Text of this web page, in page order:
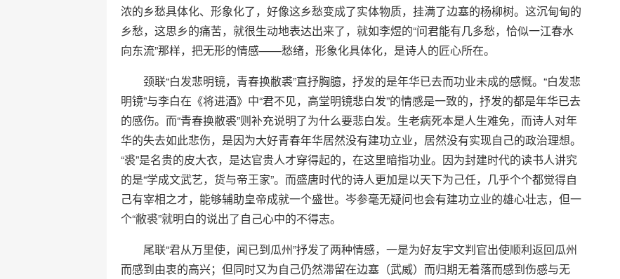
浓的乡愁具体化、形象化了，好像这乡愁变成了实体物质，挂满了边塞的杨柳树。这沉甸甸的
乡愁，这思乡的痛苦，就很生动地表达出来了，就如李煜的“问君能有几多愁，恰似一江春水
向东流”那样，把无形的情感——愁绪，形象化具体化，是诗人的匠心所在。
颈联“白发悲明镜，青春换敝裘”直抒胸臆，抒发的是年华已去而功业未成的感慨。“白发悲
明镜”与李白在《将进酒》中“君不见，高堂明镜悲白发”的情感是一致的，抒发的都是年华已去
的感伤。而“青春换敝裘”则补充说明了为什么要悲白发。生老病死本是人生难免，而诗人对年
华的失去如此悲伤，是因为大好青春年华居然没有建功立业，居然没有实现自己的政治理想。
“裘”是名贵的皮大衣，是达官贵人才穿得起的，在这里暗指功业。因为封建时代的读书人讲究
的是“学成文武艺，货与帝王家”。而盛唐时代的诗人更加是以天下为己任，几乎个个都觉得自
己有宰相之才，能够辅助皇帝成就一个盛世。岑参毫无疑问也会有建功立业的雄心壮志，但一
个“敝裘”就明白的说出了自己心中的不得志。
尾联“君从万里使，闻已到瓜州”抒发了两种情感，一是为好友宇文判官出使顺利返回瓜州
而感到由衷的高兴；但同时又为自己仍然滞留在边塞（武威）而归期无着落而感到伤感与无